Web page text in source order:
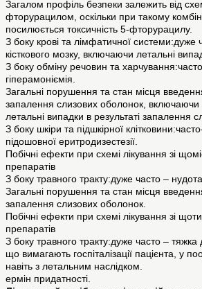
Загалом профіль безпеки залежить від
фторурацилом, оскільки при такому
посилюється токсичність 5-фторурацилу.
З боку крові та лімфатичної системи:дуже
кісткового мозку, включаючи летальні
З боку обміну речовин та
гіперамоніємія.
Загальні порушення та стан місця
запалення слизових оболонок, включаючи
летальні випадки в результаті запалення
З боку шкіри та підшкірної
підошовної еритродизестезії.
Побічні ефекти при схемі лікування зі
препаратів
З боку травного тракту:дуже часто –
Загальні порушення та стан місця
запалення слизових оболонок.
Побічні ефекти при схемі лікування зі
препаратів
З боку травного тракту:дуже часто – тяжка
що вимагають госпіталізації пацієнта, у
навіть з летальним наслідком.
ермін придатності.